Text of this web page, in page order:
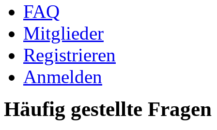
FAQ
Mitglieder
Registrieren
Anmelden
Häufig gestellte Fragen